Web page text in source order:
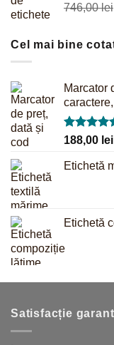
746,00lei
Cel mai bine
Marcator
Evaluat la
188,00 lei
Etichetă
Etichetă
Satisfacție